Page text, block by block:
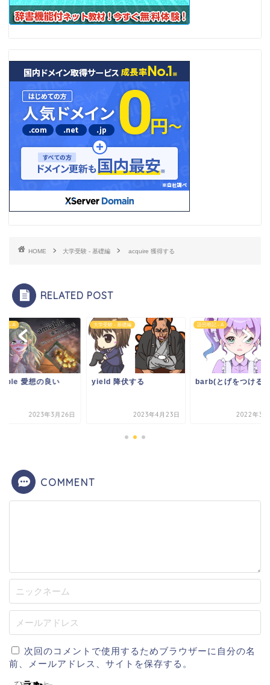
HOME 大学受験 - 基礎編 acquire 獲得する
RELATED POST
記 - A
愛想の良い
2023年3月26日
大学受験 - 基礎編
yield 降伏する
2023年4月23日
語呂暗記 - A
barb(とげをつける)
2022年3
COMMENT
次回のコメントで使用するためブラウザーに自分の名
前、メールアドレス、サイトを保存する。